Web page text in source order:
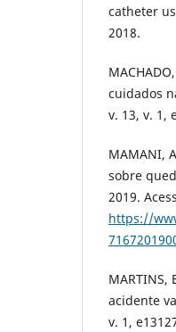
catheter
2018.
cuidados
v. 13, v. 1,
MAMANI,
sobre
2019.
https://
acidente
v. 1,